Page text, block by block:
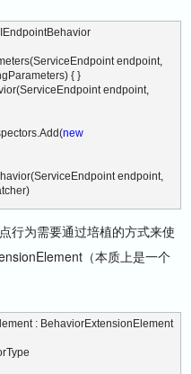
endpoint,
{ }
endpoint,
new
endpoint,
new
endpoint) { }
为需要通过培植的方式来使
（本质上是一个
: BehaviorExtensionElement